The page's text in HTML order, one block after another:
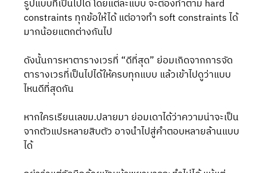
รูปแบบที่เป็นไปได้ โดยแต่ละแบบ จะต้องทำตาม hard
constraints ทุกข้อให้ได้ แต่อาจทำ soft constraints ได้
มากน้อยแตกต่างกันไป
ดังนั้นการหาตารางเวรที่ “ดีที่สุด” ย่อมเกิดจากการจัด
ตารางเวรที่เป็นไปได้ให้ครบทุกแบบ แล้วเข้าไปดูว่าแบบ
ไหนดีที่สุดกัน
หากใครเรียนเลขม.ปลายมา ย่อมเดาได้ว่าความน่าจะเป็น
จากตัวแปรหลายสิบตัว อาจนำไปสู่คำตอบหลายล้านแบบ
ได้